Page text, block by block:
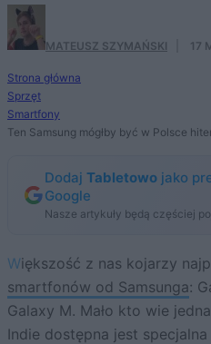
MATEUSZ SZYMAŃSKI 17
Strona główna
Sprzęt
Smartfony
Ten Samsung mógłby być w Polsce
Dodaj Tabletowo jako
Google
Nasze artykuły będą częściej
Większość z nas kojarzy
smartfonów od Samsunga:
Galaxy M. Mało kto wie
Indie dostępna jest specjalna